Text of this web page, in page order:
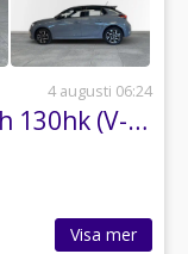
4 augusti 06:24
Opel Corsa 1,2 GS Puretech 130hk (V-hjul)
Visa mer